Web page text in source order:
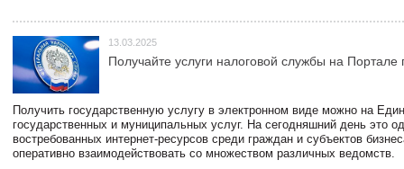
13.03.2025
Получайте услуги налоговой службы на Портале
Получить государственную услугу в электронном виде можно на
государственных и муниципальных услуг. На сегодняшний день это
востребованных интернет-ресурсов среди граждан и субъектов
оперативно взаимодействовать со множеством различных ведомств.